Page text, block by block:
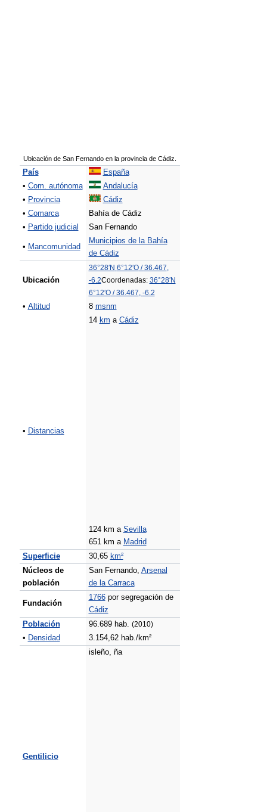
Ubicación de San Fernando en la provincia de Cádiz.
País
España
• Com. autónoma
Andalucía
• Provincia
Cádiz
• Comarca
Bahía de Cádiz
• Partido judicial San Fernando
• Mancomunidad
Municipios de la Bahía
de Cádiz
Ubicación
36°28′N 6°12′O/36.467,
-6.2Coordenadas: 36°28′N
6°12′O/36.467, -6.2
• Altitud 8 msnm
• Distancias
14 km a Cádiz
124 km a Sevilla
651 km a Madrid
Superficie
30,65 km²
Núcleos de
población
San Fernando, Arsenal
de la Carraca
Fundación
1766por segregación de
Cádiz
Población
96.689 hab. (2010)
• Densidad 3.154,62 hab./km²
Gentilicio
isleño, ña